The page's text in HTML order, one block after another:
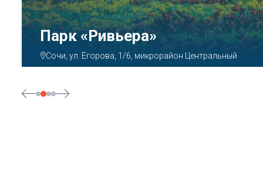
Парк «Ривьера»
Сочи, ул. Егорова, 1/6, микрорайон Центральный